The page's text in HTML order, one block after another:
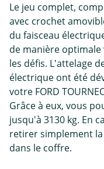
Le jeu complet,
avec crochet
du faisceau
de manière
les défis. L'attelage
électrique ont été
votre FORD
Grâce à eux, vous
jusqu'à 3130 kg. En
retirer simplement
dans le coffre.